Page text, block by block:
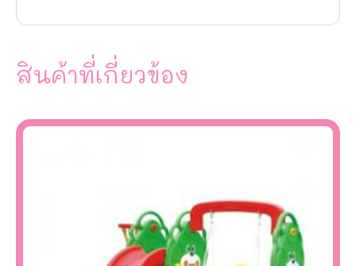
สินค้าที่เกี่ยวข้อง